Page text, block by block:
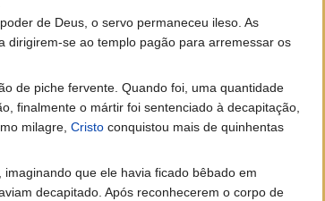
de Deus, o servo permaneceu ileso. As
dirigirem-se ao templo pagão para arremessar os
de piche fervente. Quando foi, uma quantidade
finalmente o mártir foi sentenciado à decapitação,
milagre, Cristo conquistou mais de quinhentas
que ele havia ficado bêbado em
decapitado. Após reconhecerem o corpo de